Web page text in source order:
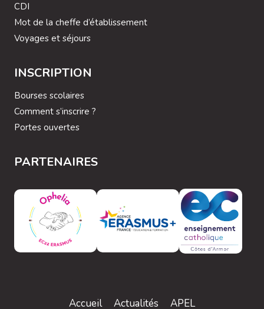
CDI
Mot de la cheffe d’établissement
Voyages et séjours
INSCRIPTION
Bourses scolaires
Comment s’inscrire ?
Portes ouvertes
PARTENAIRES
Accueil Actualités APEL